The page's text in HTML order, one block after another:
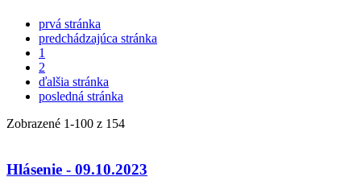
prvá stránka
predchádzajúca stránka
1
2
ďalšia stránka
posledná stránka
Zobrazené 1-100 z 154
Hlásenie - 09.10.2023